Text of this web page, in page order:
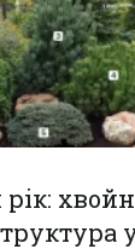
рік: